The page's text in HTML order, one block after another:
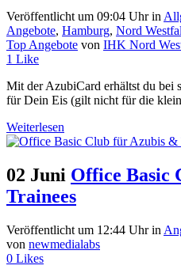
Veröffentlicht um 09:04 Uhrin
Angebote, Hamburg, Nord
Top Angebote von IHK Nord
1 Like
Mit der AzubiCard erhältst du bei
für Dein Eis (gilt nicht für die
Weiterlesen
02 Juni Office Basic
Trainees
Veröffentlicht um 12:44 Uhrin
von newmedialabs
0 Likes